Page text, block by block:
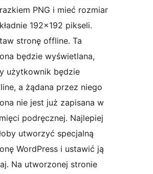
PNG i mieć rozmiar
192×192 pikseli.
stronę offline. Ta
będzie wyświetlana,
użytkownik będzie
a żądana przez niego
nie jest już zapisana w
podręcznej. Najlepiej
utworzyć specjalną
WordPress i ustawić ją
Na utworzonej stronie